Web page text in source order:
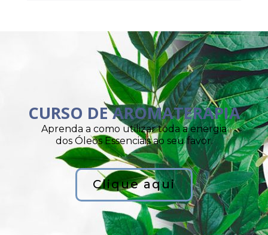
CURSO DE AROMATERAPIA
Aprenda a como utilizar toda a energia
dos Óleos Essenciais ao seu favor.
Clique aqui